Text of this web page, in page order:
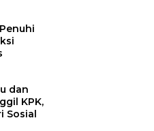
dan
KPK,
Sosial